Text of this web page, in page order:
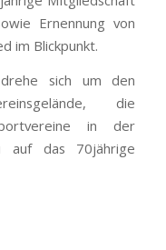
Ernennung von
im Blickpunkt.
drehe sich um den
die
in der
auf das 70jährige